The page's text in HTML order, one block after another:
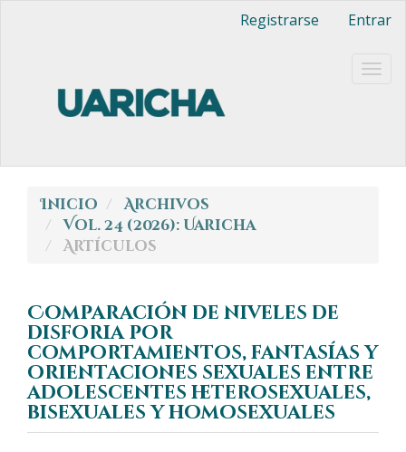
Barra
lateral
Registrarse Entrar
Inicio
Archivos
Vol. 24 (2026): Uaricha
Artículos
Comparación de niveles de
disforia por
comportamientos, fantasías y
orientaciones sexuales entre
adolescentes heterosexuales,
bisexuales y homosexuales